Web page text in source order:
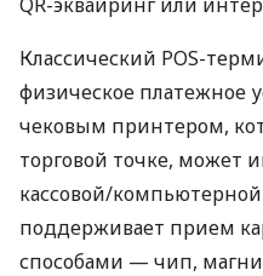
Классический POS-
физическое платежное
чековым принтером,
торговой точке, может
кассовой/
поддерживает прием
способами — чип,